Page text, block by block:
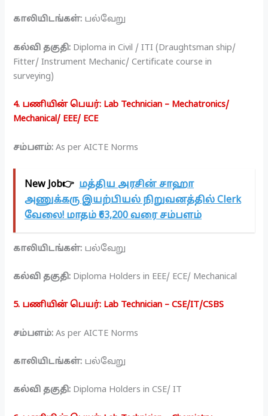
காலியிடங்கள்: பல்வேறு
கல்வி தகுதி: Diploma in Civil / ITI (Draughtsman ship/
Fitter/ Instrument Mechanic/ Certificate course in
surveying)
4. பணியின் பெயர்: Lab Technician – Mechatronics/
Mechanical/ EEE/ ECE
சம்பளம்: As per AICTE Norms
New Job👉 மத்திய அரசின் சாஹா
அணுக்கரு இயற்பியல் நிறுவனத்தில் Clerk
வேலை! மாதம் ₹63,200 வரை சம்பளம்
காலியிடங்கள்: பல்வேறு
கல்வி தகுதி: Diploma Holders in EEE/ ECE/ Mechanical
5. பணியின் பெயர்: Lab Technician – CSE/IT/CSBS
சம்பளம்: As per AICTE Norms
காலியிடங்கள்: பல்வேறு
கல்வி தகுதி: Diploma Holders in CSE/ IT